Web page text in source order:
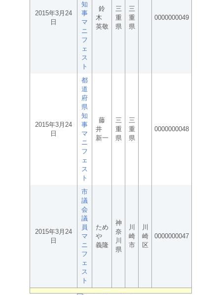
2015年3月24
日
知
事
マ
ニ
フ
ェ
ス
ト
鈴
木
英敬
三
重
県
三
重
県
0000000049
2015年3月24
日
都
道
府
県
知
事
マ
ニ
フ
ェ
ス
ト
藤
井
新一
三
重
県
三
重
県
0000000048
2015年3月24
日
市
議
会
議
員
マ
ニ
フ
ェ
ス
ト
ため
や
義隆
神
奈
川
県
川
崎
市
川
崎
区
0000000047